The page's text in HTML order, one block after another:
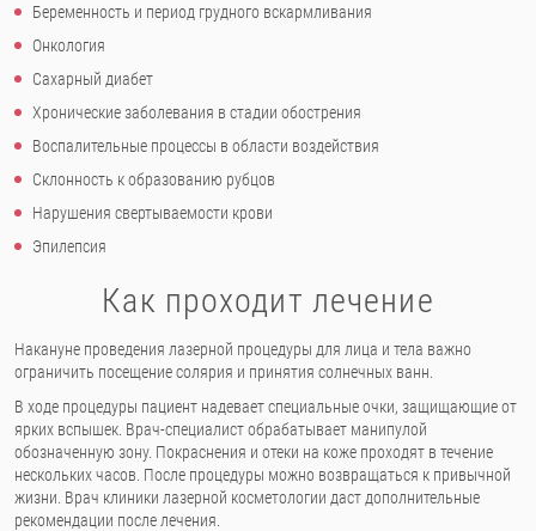
Беременность и период грудного вскармливания
Онкология
Сахарный диабет
Хронические заболевания в стадии обострения
Воспалительные процессы в области воздействия
Склонность к образованию рубцов
Нарушения свертываемости крови
Эпилепсия
Как проходит лечение
Накануне проведения лазерной процедуры для лица и тела важно
ограничить посещение солярия и принятия солнечных ванн.
В ходе процедуры пациент надевает специальные очки, защищающие от
ярких вспышек. Врач-специалист обрабатывает манипулой
обозначенную зону. Покраснения и отеки на коже проходят в течение
нескольких часов. После процедуры можно возвращаться к привычной
жизни. Врач клиники лазерной косметологии даст дополнительные
рекомендации после лечения.